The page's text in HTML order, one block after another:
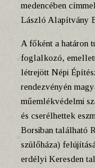
medencében
László Alapítvány
A főként a határon
foglalkozó,
létrejött Népi
rendezvényén
műemlékvédelmi
és cserélhettek
Borsiban található
szülőháza)
erdélyi Keresden